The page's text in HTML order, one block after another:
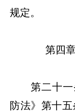
规定。
第四
第二十一
防法》第十